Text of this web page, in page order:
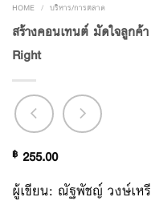
HOME / บริหาร/การตลาด
สร้างคอนเทนต์ มัดใจลูกค้
Right
฿ 255.00
ผู้เขียน: ณัฐพัชญ์ วงษ์เห